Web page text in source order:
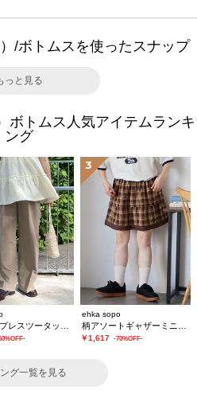
/ボトムスを使ったスナップ
っと見る
ボトムス人気アイテムランキ
ング
3
ehka sopo
￥1,617 -70%OFF-
グ一覧を見る